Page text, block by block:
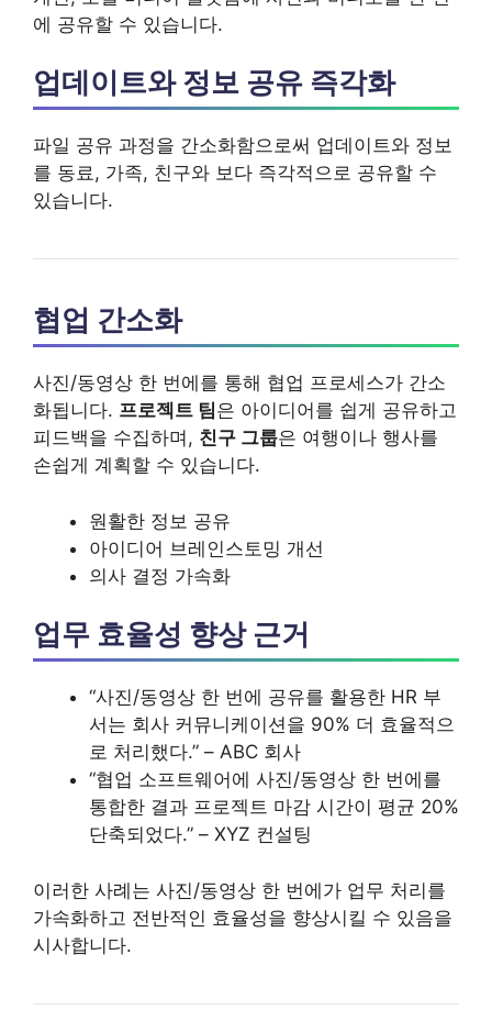
에 공유할 수 있습니다.
업데이트와 정보 공유 즉각화
파일 공유 과정을 간소화함으로써 업데이트와 정보
를 동료, 가족, 친구와 보다 즉각적으로 공유할 수
있습니다.
협업 간소화
사진/동영상 한 번에를 통해 협업 프로세스가 간소
화됩니다. 프로젝트 팀은 아이디어를 쉽게 공유하고
피드백을 수집하며, 친구 그룹은 여행이나 행사를
손쉽게 계획할 수 있습니다.
원활한 정보 공유
아이디어 브레인스토밍 개선
의사 결정 가속화
업무 효율성 향상 근거
“사진/동영상 한 번에 공유를 활용한 HR 부
서는 회사 커뮤니케이션을 90% 더 효율적으
로 처리했다.” – ABC 회사
“협업 소프트웨어에 사진/동영상 한 번에를
통합한 결과 프로젝트 마감 시간이 평균 20%
단축되었다.” – XYZ 컨설팅
이러한 사례는 사진/동영상 한 번에가 업무 처리를
가속화하고 전반적인 효율성을 향상시킬 수 있음을
시사합니다.